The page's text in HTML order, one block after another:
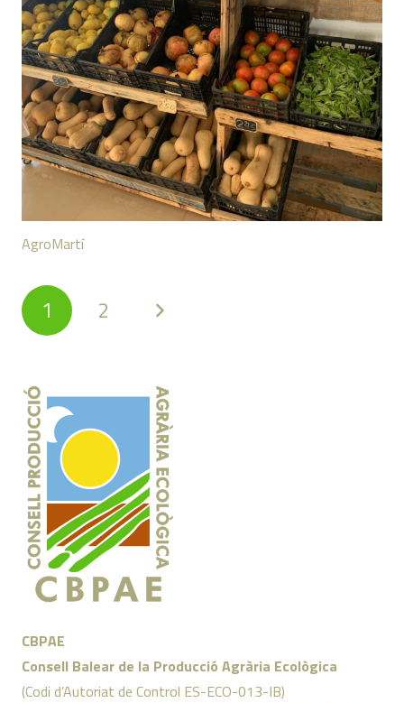
AgroMartí
1 2
CBPAE
Consell Balear de la Producció Agrària Ecològica
(Codi d’Autoriat de Control ES-ECO-013-IB)